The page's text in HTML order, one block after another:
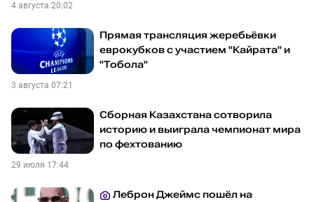
4 августа 20:02
Прямая трансляция жеребьёвки
еврокубков с участием "Кайрата" и
"Тобола"
3 августа 07:21
Сборная Казахстана сотворила
историю и выиграла чемпионат мира
по фехтованию
29 июля 17:44
Леброн Джеймс пошёл на